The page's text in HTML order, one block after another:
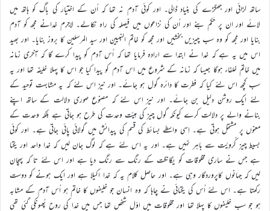
ساتھ لڑائی اور جھگڑے کی بنیاد ڈالی۔ اور کوئی آدم نہ تھا کہ اُن کے اختیار کی باگ کو ہاتھ میں
لائے اور ان پر حَکم بنے اور اُن کی نزاعوں میں فیصلہ کی راہ نکالے۔ لاجرم خدانے مجھ کو آدم
بنایا اور مجھ کو وہ سب چیزیں بخشیں اور مجھ کو خاتم النبیین اور سید المرسلین کا بروز بنایا۔ اور بھید
اس میں یہ ہے کہ خدا نے ابتدا سے ارادہ فرمایا تھا کہ اُس آدم کو پیدا کرے گا کہ آخری زمانہ
میں خاتم خلفاء ہوگا جیسا کہ زمانہ کے شروع میں اس آدم کو پیدا کیا جو اس کا پہلا خلیفہ تھا اور یہ
سب کچھ اس لئے کیا کہ فطرت کا دائرہ گول ہو جائے۔ اور نیز اس لئے کہ یہ مشابہت توحید کے
لئے ایک روشن دلیل بن جائے۔ اور نیز اس لئے کہ مصنوع صوری دلالت کے ساتھ اپنے
بنانے والے پر دلالت کرے کیونکہ گول چیز کی ہیئت وحدت کی طرح ہو جاتی ہے بلکہ وحدت کے
معنوں پر مشتمل ہوتی ہے۔ اِسی واسطے بسائط کی قسم کی پیدائش میں گولائی پائی جاتی ہے۔ اور کوئی
بسیط چیز کُروِیّت سے باہر نہیں ہے۔ اور یہ اس لئے ہے کہ لوگ جان لیں کہ خدا واحد اور یکتا
ہے جس نے ساری مخلوقات کو یگانگت کے رنگ سے رنگ دیا ہے اور اس لئے تا کہ پہچان
لیں کہ جہانوں کاپروردگار وہی ہے۔ اور حاصل کلام یہ کہ خدا اکیلا ہے اور ایک ہونے کو دوست
رکھتا ہے۔ اس لئے اُس کی یکتائی نے چاہا کہ وہ انسان جو خلیفوں کا خاتم ہو اُس آدم کے مشابہ
ہو جو سب خلیفوں کا پہلا تھا اور مخلوقات میں اوّل شخص تھا جس میں خدا کی روح پُھونکی گئی تھی